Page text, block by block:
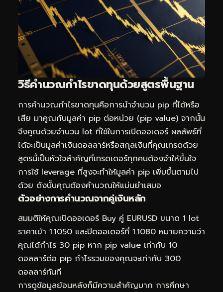
วิธีคำนวณกำไรขาดทุนด้วยสูตรพื้นฐาน
การคำนวณกำไรขาดทุนคือการนำจำนวน pip ที่ได้หรือ
เสีย มาคูณกับมูลค่า pip ต่อหน่วย (pip value) จากนั้น
จึงคูณด้วยจำนวน lot ที่ใช้ในการเปิดออเดอร์ ผลลัพธ์ที่
ได้จะเป็นมูลค่าเงินดอลลาร์หรือสกุลเงินที่คุณเทรดด้วย
สูตรนี้เป็นหัวใจสำคัญที่เทรดเดอร์ทุกคนต้องจำให้ขึ้นใจ
การใช้ leverage ที่สูงจะทำให้มูลค่า pip เพิ่มขึ้นตามไป
ด้วย ดังนั้นคุณต้องคำนวณให้แม่นยำเสมอ
ตัวอย่างการคำนวณจากคู่เงินหลัก
สมมติให้คุณเปิดออเดอร์ Buy คู่ EURUSD ขนาด 1 lot
ราคาเข้า 1.1050 และปิดออเดอร์ที่ 1.1080 หมายความว่า
คุณได้กำไร 30 pip หาก pip value เท่ากับ 10
ดอลลาร์ต่อ pip กำไรรวมของคุณจะเท่ากับ 300
ดอลลาร์ทันที
การดูข้อมูลย้อนหลังก็มีความสำคัญมาก การศึกษา